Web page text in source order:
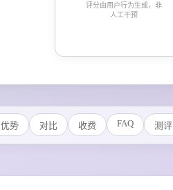
评分由用户行为生成，非
人工干预
优势 对比 收费 FAQ 测评